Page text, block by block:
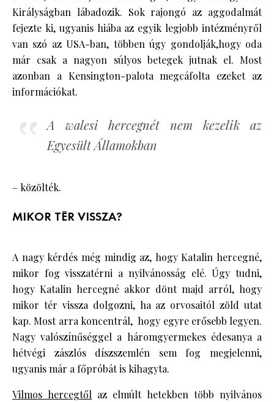
Királyságban lábadozik. Sok rajongó az aggodalmát
fejezte ki, ugyanis hiába az egyik legjobb intézményről
van szó az USA-ban, többen úgy gondolják,hogy oda
már csak a nagyon súlyos betegek jutnak el. Most
azonban a Kensington-palota megcáfolta ezeket az
információkat.
A walesi hercegnét nem kezelik az
Egyesült Államokban
– közölték.
MIKOR TÉR VISSZA?
A nagy kérdés még mindig az, hogy Katalin hercegné,
mikor fog visszatérni a nyilvánosság elé. Úgy tudni,
hogy Katalin hercegné akkor dönt majd arról, hogy
mikor tér vissza dolgozni, ha az orvosaitól zöld utat
kap. Most arra koncentrál, hogy egyre erősebb legyen.
Nagy valószínűséggel a háromgyermekes édesanya a
hétvégi zászlós díszszemlén sem fog megjelenni,
ugyanis már a főpróbát is kihagyta.
Vilmos hercegtől az elmúlt hetekben több nyilvános